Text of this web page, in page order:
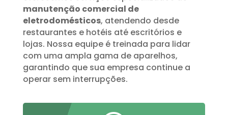
manutenção comercial de
eletrodomésticos, atendendo desde
restaurantes e hotéis até escritórios e
lojas. Nossa equipe é treinada para lidar
com uma ampla gama de aparelhos,
garantindo que sua empresa continue a
operar sem interrupções.